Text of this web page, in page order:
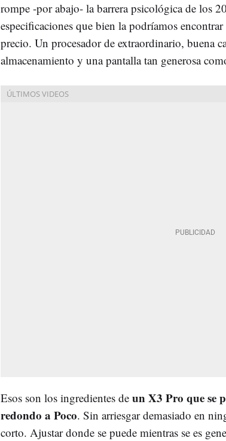
rompe -por abajo- la barrera psicológica de los
especificaciones que bien la podríamos
precio. Un procesador de extraordinario, buena
almacenamiento y una pantalla tan generosa
Esos son los ingredientes de un X3 Pro que se
redondo a Poco. Sin arriesgar demasiado en
corto. Ajustar donde se puede mientras se es